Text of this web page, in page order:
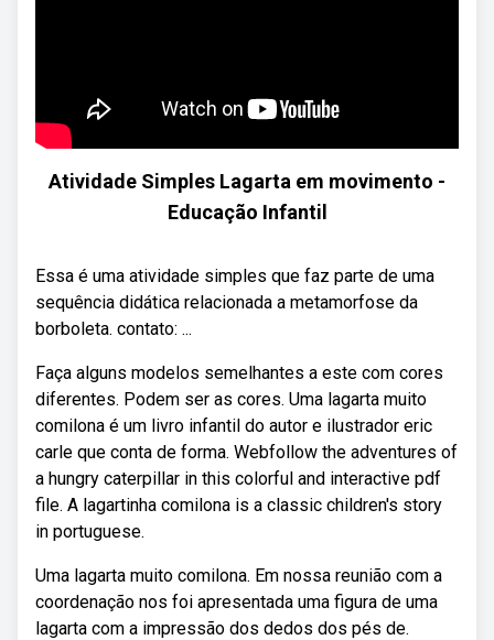
Atividade Simples Lagarta em movimento -
Educação Infantil
Essa é uma atividade simples que faz parte de uma
sequência didática relacionada a metamorfose da
borboleta. contato: ...
Faça alguns modelos semelhantes a este com cores
diferentes. Podem ser as cores. Uma lagarta muito
comilona é um livro infantil do autor e ilustrador eric
carle que conta de forma. Webfollow the adventures of
a hungry caterpillar in this colorful and interactive pdf
file. A lagartinha comilona is a classic children's story
in portuguese.
Uma lagarta muito comilona. Em nossa reunião com a
coordenação nos foi apresentada uma figura de uma
lagarta com a impressão dos dedos dos pés de.